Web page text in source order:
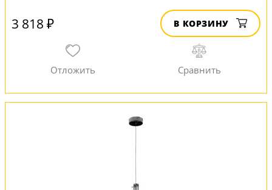
3 818 ₽ В КОРЗИНУ